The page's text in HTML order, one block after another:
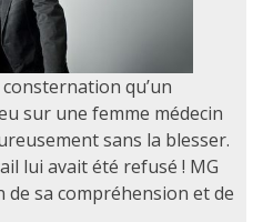
qu’un
sur une femme médecin
sans la blesser.
lui avait été refusé ! MG
de sa compréhension et de